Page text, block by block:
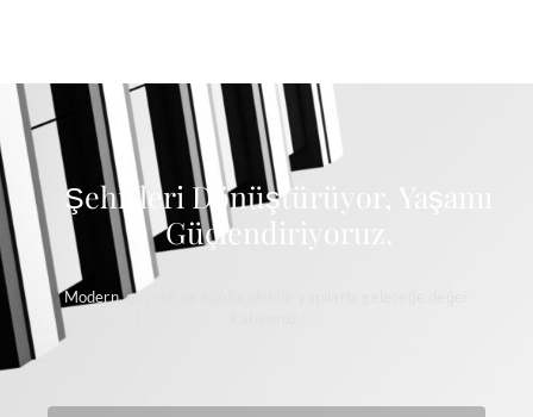
Şehirleri Dönüştürüyor, Yaşamı
Güçlendiriyoruz.
Modern, güvenli ve sürdürülebilir yapılarla geleceğe değer